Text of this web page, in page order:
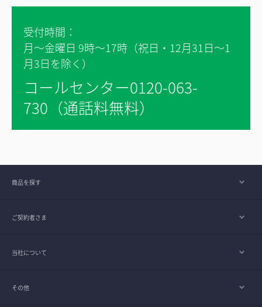
受付時間：
月～金曜日 9時～17時（祝日・12月31日～1
月3日を除く）
コールセンター0120-063-
730（通話料無料）
商品を探す
ご契約者さま
当社について
その他